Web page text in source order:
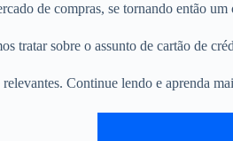
de compras, se tornando então
tratar sobre o assunto de cartão de
Continue lendo e aprenda